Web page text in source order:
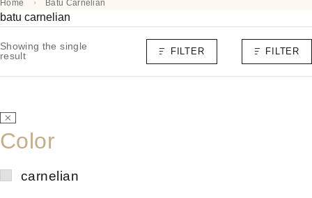
Home Batu Carnelian
batu carnelian
Showing the single
result
FILTER FILTER
Color
carnelian